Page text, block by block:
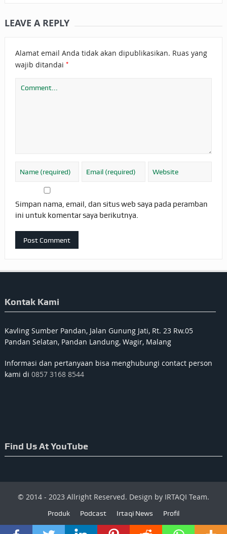
LEAVE A REPLY
Alamat email Anda tidak akan dipublikasikan. Ruas yang
wajib ditandai *
Simpan nama, email, dan situs web saya pada peramban
ini untuk komentar saya berikutnya.
Kontak Kami
Kavling Sumber Pandan, Jalan Gunung Jati, Rt. 23 Rw.05
Pandan Selatan, Pandan Landung, Wagir, Malang
Informasi dan pertanyaan bisa menghubungi contact person
kami di 0857 3168 8544
Find Us At YouTube
© 2014 - 2023 Allright Reserved. Design by IRTAQI Team.
Produk Podcast Irtaqi News Profil